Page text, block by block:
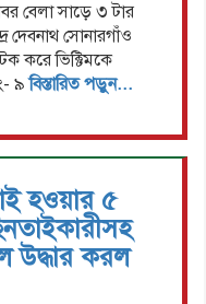
বেলা সাড়ে ৩ টার
দেবনাথ সোনারগাঁও
করে ভিক্টিমকে
৯বিস্তারিত পড়ুন...
হওয়ার ৫
উদ্ধার করল